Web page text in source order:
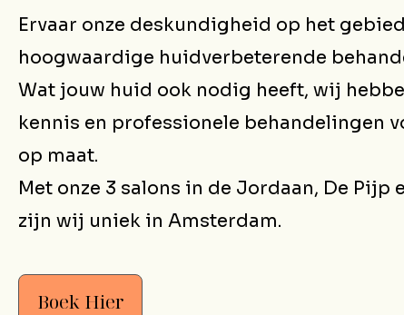
Ervaar onze deskundigheid op het
hoogwaardige huidverbeterende
Wat jouw huid ook nodig heeft, wij
kennis en professionele behandelingen
op maat.
Met onze 3 salons in de Jordaan, De Pijp
zijn wij uniek in Amsterdam.
Boek Hier